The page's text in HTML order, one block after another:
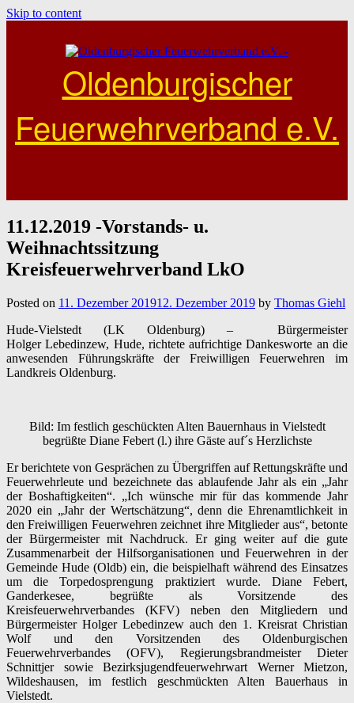
Skip to content
Oldenburgischer
Feuerwehrverband e.V.
11.12.2019 -Vorstands- u.
Weihnachtssitzung
Kreisfeuerwehrverband LkO
Posted on 11. Dezember 201912. Dezember 2019 by Thomas Giehl
Hude-Vielstedt (LK Oldenburg) – Bürgermeister
Holger Lebedinzew, Hude, richtete aufrichtige Dankesworte an die
anwesenden Führungskräfte der Freiwilligen Feuerwehren im
Landkreis Oldenburg.
Bild: Im festlich geschückten Alten Bauernhaus in Vielstedt
begrüßte Diane Febert (l.) ihre Gäste auf´s Herzlichste
Er berichtete von Gesprächen zu Übergriffen auf Rettungskräfte und
Feuerwehrleute und bezeichnete das ablaufende Jahr als ein „Jahr
der Boshaftigkeiten“. „Ich wünsche mir für das kommende Jahr
2020 ein „Jahr der Wertschätzung“, denn die Ehrenamtlichkeit in
den Freiwilligen Feuerwehren zeichnet ihre Mitglieder aus“, betonte
der Bürgermeister mit Nachdruck. Er ging weiter auf die gute
Zusammenarbeit der Hilfsorganisationen und Feuerwehren in der
Gemeinde Hude (Oldb) ein, die beispielhaft während des Einsatzes
um die Torpedosprengung praktiziert wurde. Diane Febert,
Ganderkesee, begrüßte als Vorsitzende des
Kreisfeuerwehrverbandes (KFV) neben den Mitgliedern und
Bürgermeister Holger Lebedinzew auch den 1. Kreisrat Christian
Wolf und den Vorsitzenden des Oldenburgischen
Feuerwehrverbandes (OFV), Regierungsbrandmeister Dieter
Schnittjer sowie Bezirksjugendfeuerwehrwart Werner Mietzon,
Wildeshausen, im festlich geschmückten Alten Bauerhaus in
Vielstedt.